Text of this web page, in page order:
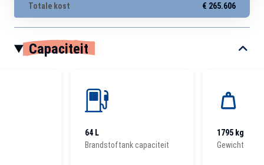
Totale kost € 265.606
Capaciteit
64 L
Brandstoftank capaciteit
1795 kg
Gewicht